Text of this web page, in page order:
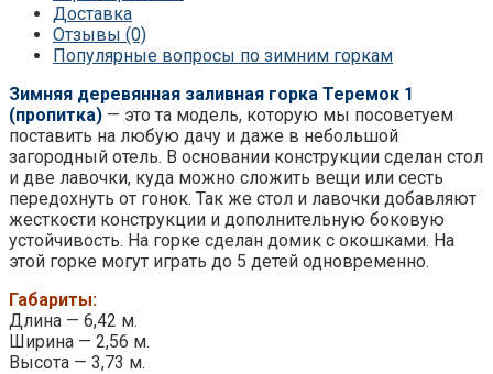
Доставка
Отзывы (0)
Популярные вопросы по зимним горкам
Зимняя деревянная заливная горка Теремок 1
(пропитка) — это та модель, которую мы посоветуем
поставить на любую дачу и даже в небольшой
загородный отель. В основании конструкции сделан стол
и две лавочки, куда можно сложить вещи или сесть
передохнуть от гонок. Так же стол и лавочки добавляют
жесткости конструкции и дополнительную боковую
устойчивость. На горке сделан домик с окошками. На
этой горке могут играть до 5 детей одновременно.
Габариты:
Длина — 6,42 м.
Ширина — 2,56 м.
Высота — 3,73 м.